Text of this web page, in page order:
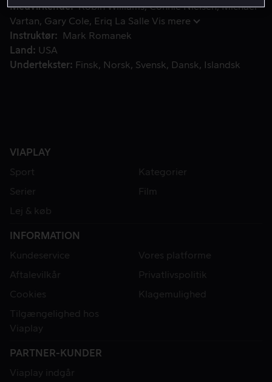
Medvirkende Robin Williams Connie Nielsen Michael
Vartan
Gary Cole Eriq La Salle Vis mere
Instruktør
Mark Romanek
Land
USA
Undertekster
Finsk Norsk Svensk Dansk Islandsk
VIAPLAY
Sport
Kategorier
Serier
Film
Lej & køb
INFORMATION
Kundeservice
Vores platforme
Aftalevilkår
Privatlivspolitik
Cookies
Klagemulighed
Tilgængelighed hos
Viaplay
PARTNER-KUNDER
Viaplay indgår